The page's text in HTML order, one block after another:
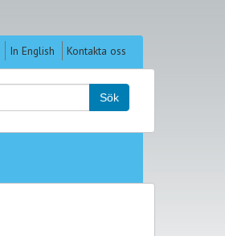
In English Kontakta oss
Sök